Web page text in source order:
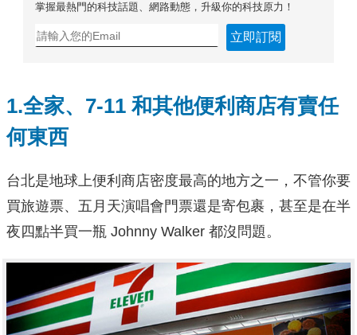
掌握最熱門的科技話題、網路動態，升級你的科技原力！
立即訂閱
1.全家、7-11 和其他便利商店有賣任
何東西
台北是地球上便利商店密度最高的地方之一，不管你要
買旅遊票、五月天演唱會門票還是寄包裹，甚至是在半
夜四點半買一瓶 Johnny Walker 都沒問題。